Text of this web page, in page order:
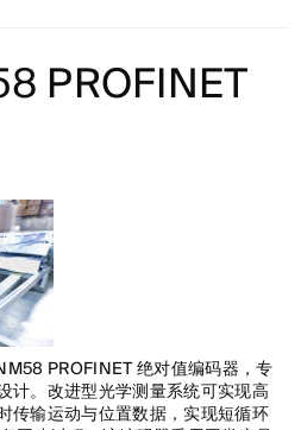
PROFINET
PROFINET 绝对值编码器，专
计。改进型光学测量系统可实现高
传输运动与位置数据，实现短循环